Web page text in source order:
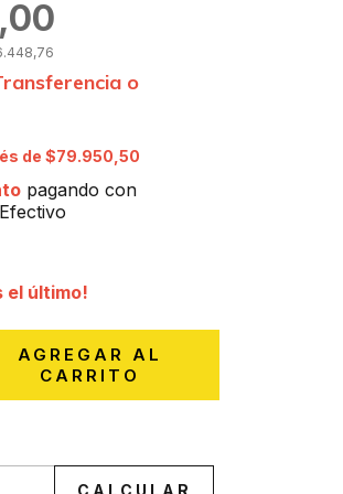
o
de$79.950,50
pagando con
el último!
CALCULAR